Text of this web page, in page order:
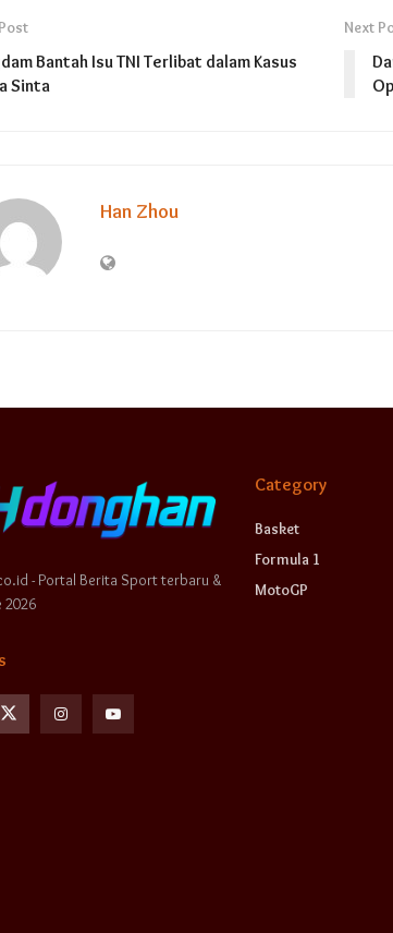
Bantah Isu TNI Terlibat dalam Kasus
Sinta
Next
Han Zhou
- Portal Berita Sport terbaru &
2026
Category
Basket
Formula 1
MotoGP